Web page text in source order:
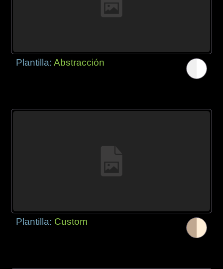
Plantilla:Abstracción
Plantilla: Custom